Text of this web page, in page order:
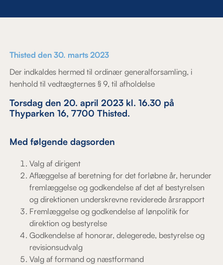
Thisted den 30. marts 2023
Der indkaldes hermed til ordinær generalforsamling, i
henhold til vedtægternes § 9, til afholdelse
Torsdag den 20. april 2023 kl. 16.30 på
Thyparken 16, 7700 Thisted.
Med følgende dagsorden
Valg af dirigent
Aflæggelse af beretning for det forløbne år, herunder
fremlæggelse og godkendelse af det af bestyrelsen
og direktionen underskrevne reviderede årsrapport
Fremlæggelse og godkendelse af lønpolitik for
direktion og bestyrelse
Godkendelse af honorar, delegerede, bestyrelse og
revisionsudvalg
Valg af formand og næstformand